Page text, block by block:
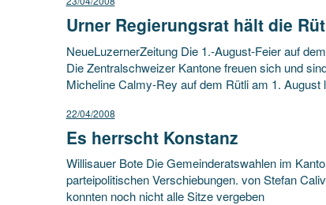
Urner Regierungsrat hält die
NeueLuzernerZeitung Die 1.-August-Feier auf
Die Zentralschweizer Kantone freuen sich und
Micheline Calmy-Rey auf dem Rütli am 1. August
22/04/2008
Es herrscht Konstanz
Willisauer Bote Die Gemeinderatswahlen im
parteipolitischen Verschiebungen. von Stefan
konnten noch nicht alle Sitze vergeben